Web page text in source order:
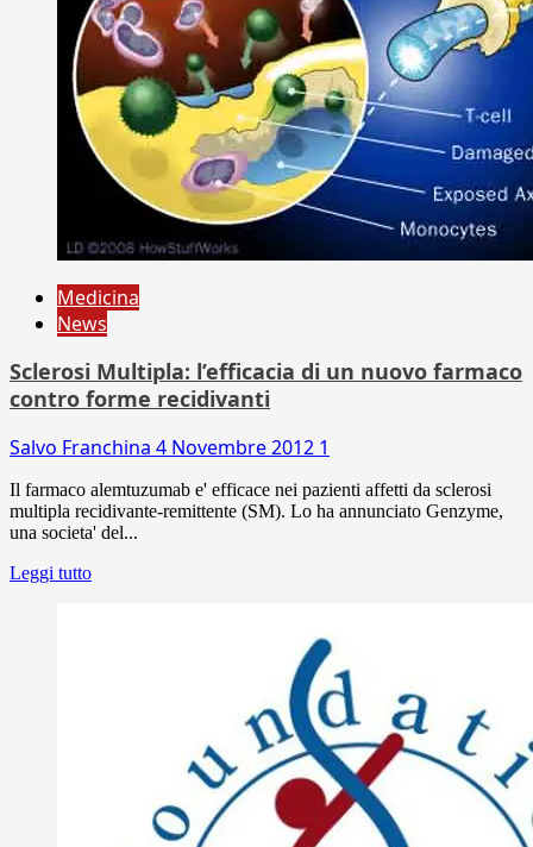
Medicina
News
Sclerosi Multipla: l’efficacia di un nuovo farmaco
contro forme recidivanti
Salvo Franchina 4 Novembre 2012 1
Il farmaco alemtuzumab e' efficace nei pazienti affetti da sclerosi
multipla recidivante-remittente (SM). Lo ha annunciato Genzyme,
una societa' del...
Leggi tutto